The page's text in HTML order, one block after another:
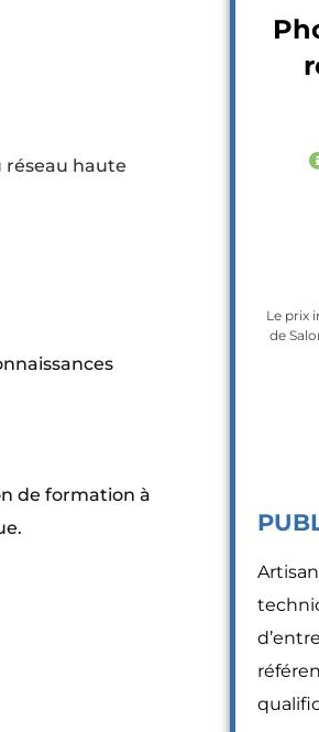
réseau haute
de formation à
Le prix
de